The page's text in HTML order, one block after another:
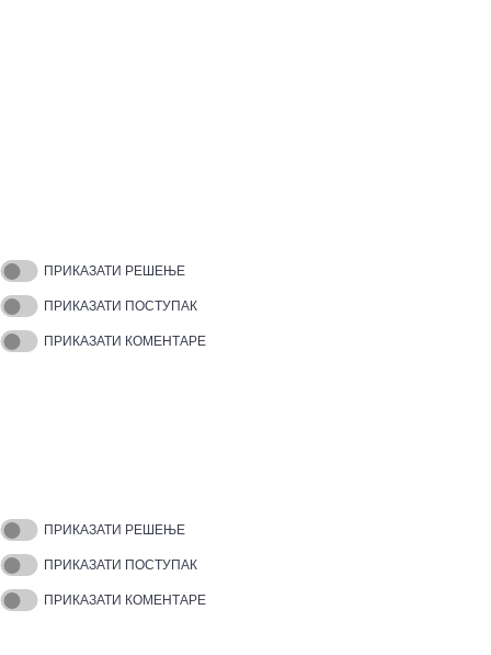
ПРИКАЗАТИ РЕШЕЊЕ
ПРИКАЗАТИ ПОСТУПАК
ПРИКАЗАТИ КОМЕНТАРЕ
ПРИКАЗАТИ РЕШЕЊЕ
ПРИКАЗАТИ ПОСТУПАК
ПРИКАЗАТИ КОМЕНТАРЕ